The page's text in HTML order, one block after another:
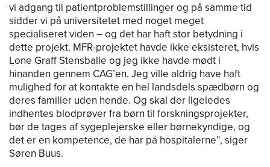
vi adgang til patientproblemstillinger og på samme tid
sidder vi på universitetet med noget meget
specialiseret viden – og det har haft stor betydning i
dette projekt. MFR-projektet havde ikke eksisteret, hvis
Lone Graff Stensballe og jeg ikke havde mødt i
hinanden gennem CAG’en. Jeg ville aldrig have haft
mulighed for at kontakte en hel landsdels spædbørn og
deres familier uden hende. Og skal der ligeledes
indhentes blodprøver fra børn til forskningsprojekter,
bør de tages af sygeplejerske eller børnekyndige, og
det er en kompetence, de har på hospitalerne”, siger
Søren Buus.